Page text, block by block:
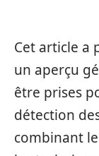
Cet article a
un aperçu
être prises
détection
combinant